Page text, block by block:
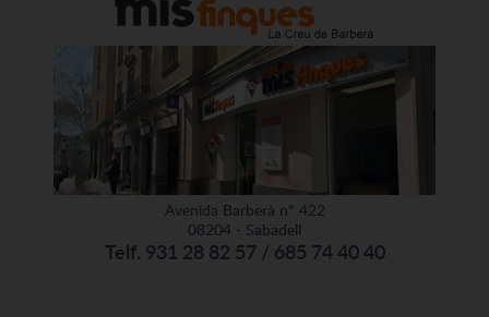
Avenida Barberà nº 422
08204 - Sabadell
Telf. 931 28 82 57 / 685 74 40 40